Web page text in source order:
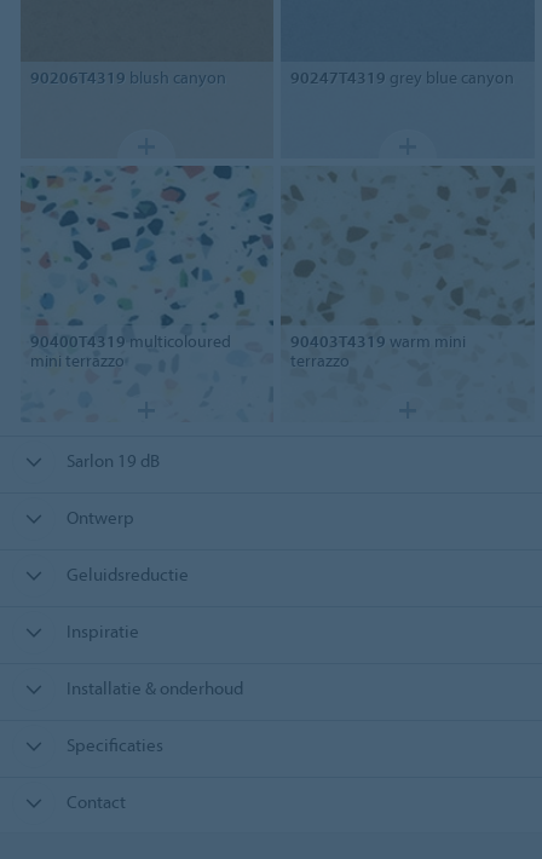
90206T4319 blush canyon 90247T4319 grey blue canyon
90400T4319 multicoloured
mini terrazzo
90403T4319 warm mini
terrazzo
Sarlon 19 dB
Ontwerp
Geluidsreductie
Inspiratie
Installatie & onderhoud
Specificaties
Contact